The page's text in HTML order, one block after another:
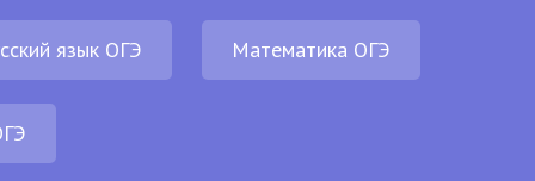
язык ОГЭ Математика ОГЭ